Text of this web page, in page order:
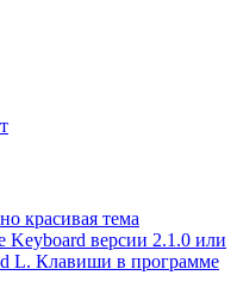
красивая тема
Keyboard версии 2.1.0 или
L. Клавиши в программе